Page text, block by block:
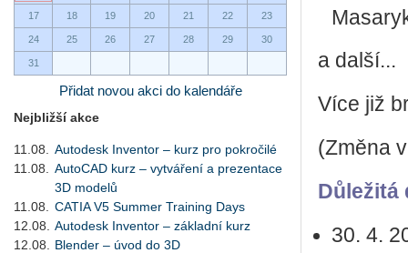
17 18 19 20 21 22 23
24 25 26 27 28 29 30
31
Přidat novou akci do kalendáře
Nejbližší akce
11.08.
Autodesk Inventor – kurz pro pokročilé
11.08.
AutoCAD kurz – vytváření a prezentace
3D modelů
11.08.
CATIA V5 Summer Training Days
12.08.
Autodesk Inventor – základní kurz
12.08.
Blender – úvod do 3D
a další...
Více již
(Změna
Důležitá
30. 4.